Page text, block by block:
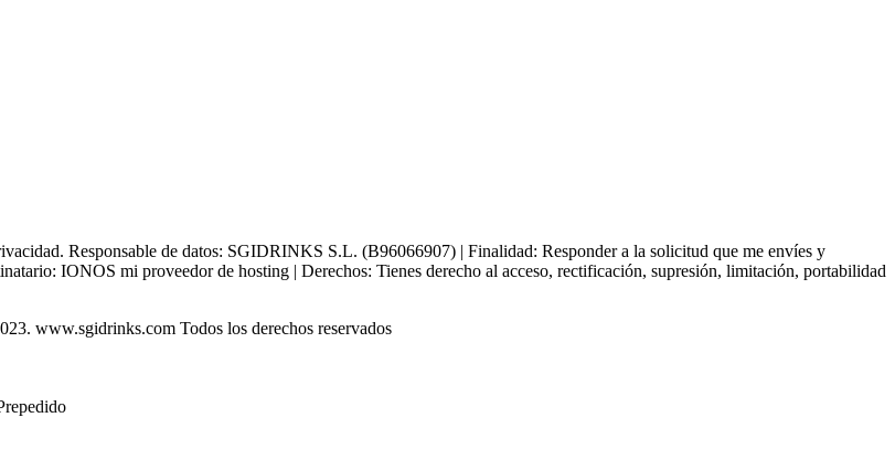
Responsable de datos: SGIDRINKS S.L. (B96066907) | Finalidad: Responder a la solicitud que me envíes y
IONOS mi proveedor de hosting | Derechos: Tienes derecho al acceso, rectificación, supresión, limitación, portabilidad
www.sgidrinks.com Todos los derechos reservados